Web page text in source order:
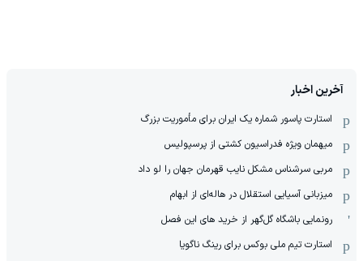
آخرین اخبار
استارت پاسور شماره یک ایران برای مأموریت بزرگ
میهمان ویژه فدراسیون کشتی از پرسپولیس
مربی سرشناس مشکل نایب قهرمان جهان را لو داد
میزبانی آسیایی استقلال در هاله‌ای از ابهام
رونمایی باشگاه گل‌گهر از خرید های این فصل
استارت تیم ملی بوکس برای رینگ ناگویا